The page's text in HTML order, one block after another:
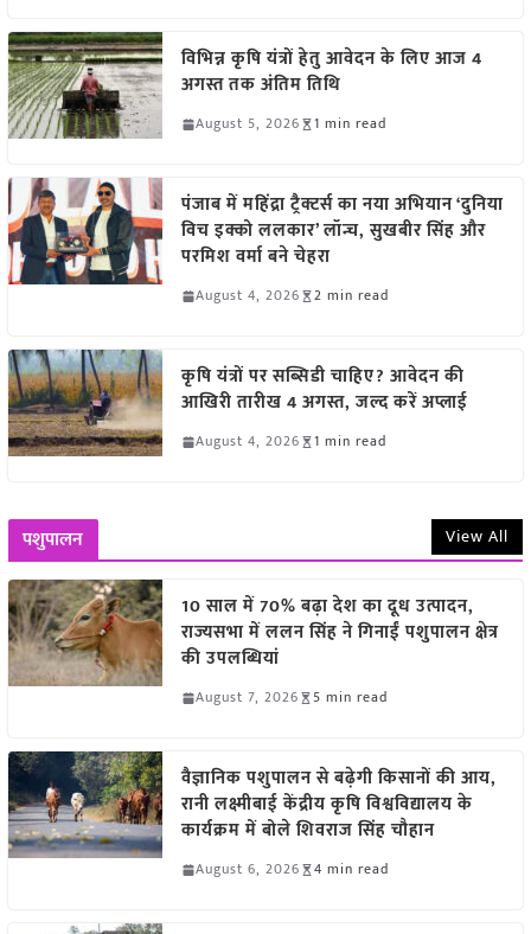
विभिन्न कृषि यंत्रों हेतु आवेदन के लिए आज 4
अगस्त तक अंतिम तिथि
August 5, 2026 1 min read
पंजाब में महिंद्रा ट्रैक्टर्स का नया अभियान ‘दुनिया
विच इक्को ललकार’ लॉन्च, सुखबीर सिंह और
परमिश वर्मा बने चेहरा
August 4, 2026 2 min read
कृषि यंत्रों पर सब्सिडी चाहिए? आवेदन की
आखिरी तारीख 4 अगस्त, जल्द करें अप्लाई
August 4, 2026 1 min read
पशुपालन View All
10 साल में 70% बढ़ा देश का दूध उत्पादन,
राज्यसभा में ललन सिंह ने गिनाईं पशुपालन क्षेत्र
की उपलब्धियां
August 7, 2026 5 min read
वैज्ञानिक पशुपालन से बढ़ेगी किसानों की आय,
रानी लक्ष्मीबाई केंद्रीय कृषि विश्वविद्यालय के
कार्यक्रम में बोले शिवराज सिंह चौहान
August 6, 2026 4 min read